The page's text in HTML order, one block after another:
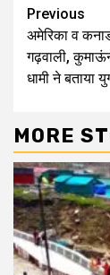
Previous
अमेरिका व
गढ़वाली,
धामी ने बताया
MORE